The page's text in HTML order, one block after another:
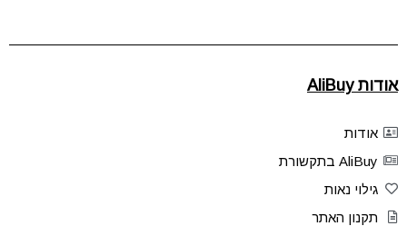
אודות AliBuy
אודות
AliBuy בתקשורת
גילוי נאות
תקנון האתר